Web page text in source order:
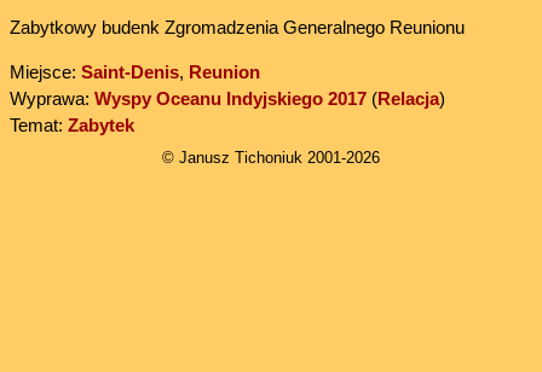
Zabytkowy budenk Zgromadzenia Generalnego Reunionu
Miejsce: Saint-Denis, Reunion
Wyprawa: Wyspy Oceanu Indyjskiego 2017(Relacja)
Temat: Zabytek
© Janusz Tichoniuk 2001-2026